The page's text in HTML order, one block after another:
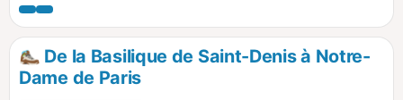
XXIe siècle, à l'aide d'une vingtaine de bornes d'information
richement documentées. Ensuite, on remonte le Canal
Saint-Denis sur son quai piétonnier jusqu'à Paris.
De la Basilique de Saint-Denis à Notre-
Dame de Paris